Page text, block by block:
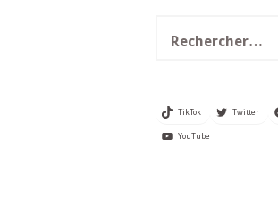
TikTok Twitter
YouTube